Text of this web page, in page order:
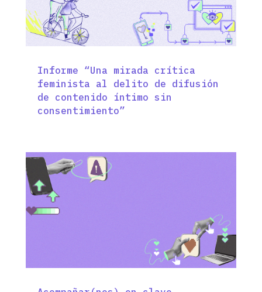
Informe “Una mirada crítica
feminista al delito de difusión
de contenido íntimo sin
consentimiento”